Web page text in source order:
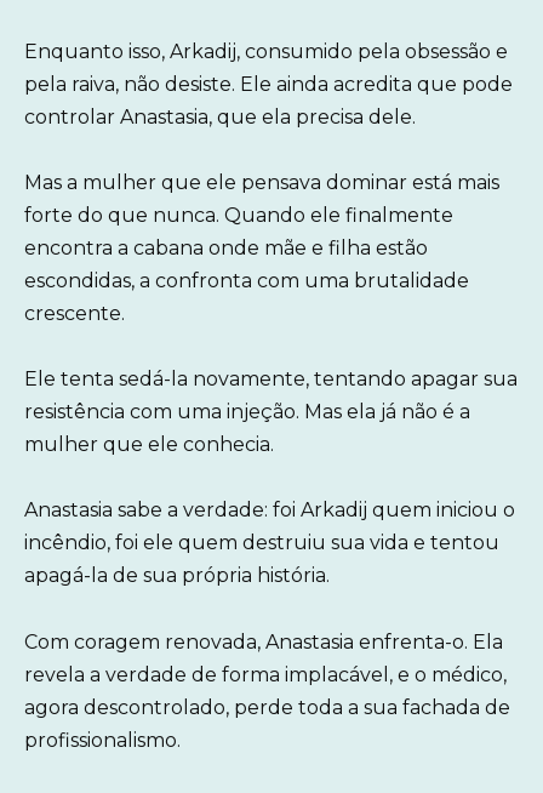
Enquanto isso, Arkadij, consumido pela obsessão e
pela raiva, não desiste. Ele ainda acredita que pode
controlar Anastasia, que ela precisa dele.
Mas a mulher que ele pensava dominar está mais
forte do que nunca. Quando ele finalmente
encontra a cabana onde mãe e filha estão
escondidas, a confronta com uma brutalidade
crescente.
Ele tenta sedá-la novamente, tentando apagar sua
resistência com uma injeção. Mas ela já não é a
mulher que ele conhecia.
Anastasia sabe a verdade: foi Arkadij quem iniciou o
incêndio, foi ele quem destruiu sua vida e tentou
apagá-la de sua própria história.
Com coragem renovada, Anastasia enfrenta-o. Ela
revela a verdade de forma implacável, e o médico,
agora descontrolado, perde toda a sua fachada de
profissionalismo.